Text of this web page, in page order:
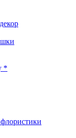
*
флористики